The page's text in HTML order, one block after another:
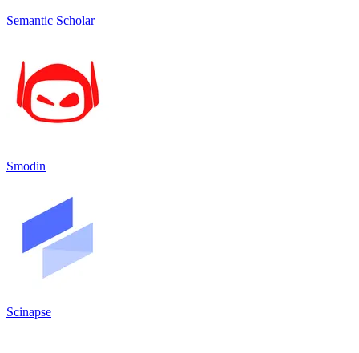
Semantic Scholar
Smodin
Scinapse